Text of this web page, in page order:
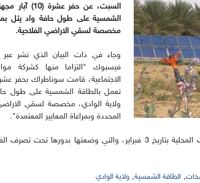
السبت، عن حفر
الشمسية على طول حافة واد يتل
مخصصة لسقي الاراضي الفلاحية.
وجاء في ذات البيان الذي نشر عبر
فيسبوك "التزاما منها كشركة
تعمل بالطاقة الشمسية على طول
ولاية الوادي، مخصصة لسقي
المحددة وبمراعاة المعايير المعتمدة".
وقد تم تسليم هذه الآبار للسلطات المحلية بتاريخ 3 فبراير، والتي
, الطاقة الشمسية, ولاية الوادي